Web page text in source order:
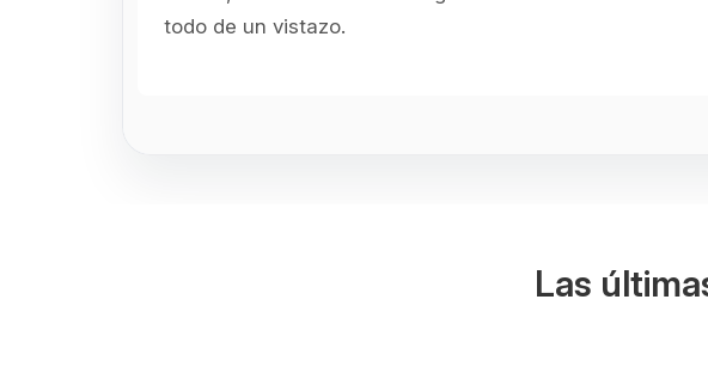
todo de un vistazo.
Las